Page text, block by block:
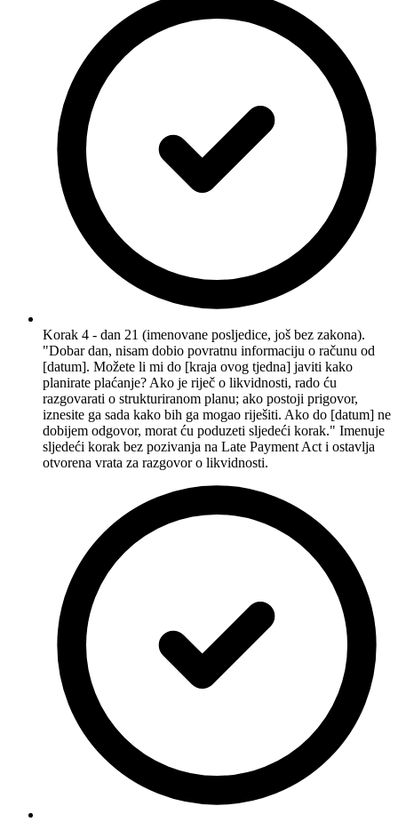
Korak 4 - dan 21 (imenovane posljedice, još bez zakona).
"Dobar dan, nisam dobio povratnu informaciju o računu od
[datum]. Možete li mi do [kraja ovog tjedna] javiti kako
planirate plaćanje? Ako je riječ o likvidnosti, rado ću
razgovarati o strukturiranom planu; ako postoji prigovor,
iznesite ga sada kako bih ga mogao riješiti. Ako do [datum] ne
dobijem odgovor, morat ću poduzeti sljedeći korak." Imenuje
sljedeći korak bez pozivanja na Late Payment Act i ostavlja
otvorena vrata za razgovor o likvidnosti.